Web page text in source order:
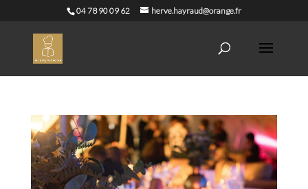
04 78 90 09 62 herve.hayraud@orange.fr